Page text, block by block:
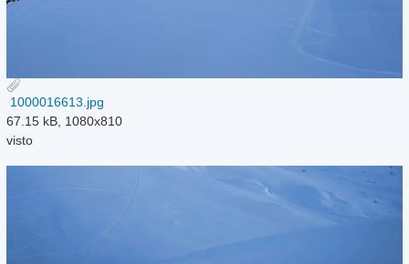
1000016613.jpg
67.15 kB, 1080x810
visto